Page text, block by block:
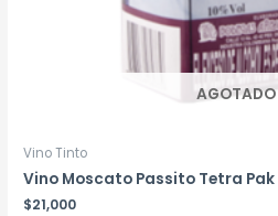
AGOTADO
Vino Tinto
Vino Moscato Passito Tetra Pak
$21,000